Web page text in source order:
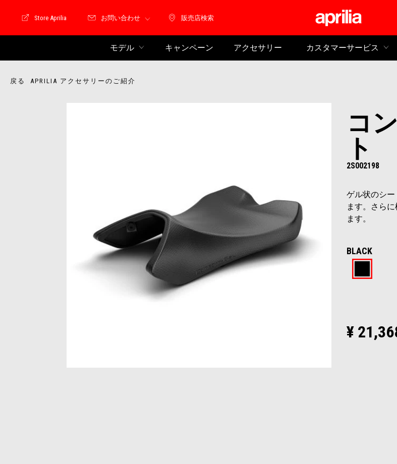
販売店検索
販売店検索
Store Motoguzzi
Store Aprilia お問い合わせ
モデル キャンペーン アクセサリー カスタマーサービス
戻る APRILIA アクセサリーのご紹介
コ
ト
2S002198
ゲル状のシ
ます。さら
ます。
BLACK
¥